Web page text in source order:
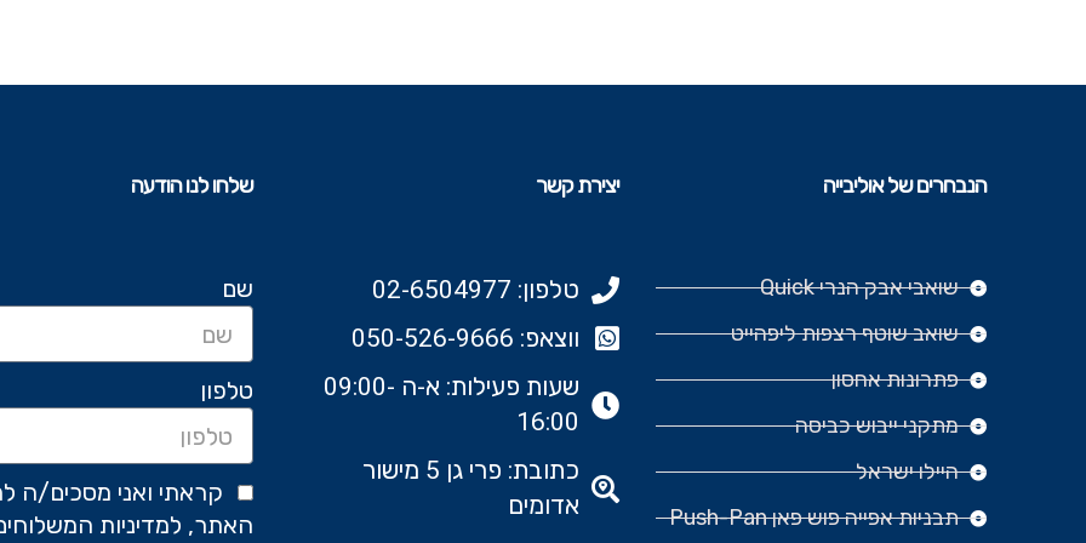
הנבחרים של אוליבייה
שואבי אבק הנרי Quick
שואב שוטף רצפות ליפהייט
פתרונות אחסון
מתקני ייבוש כביסה
היילו ישראל
תבניות אפייה פוש פאן Push-Pan
יצירת קשר
טלפון: 02-6504977
ווצאפ: 050-526-9666‬
שעות פעילות: א-ה 09:00-
16:00
כתובת: פרי גן 5 מישור
אדומים
שלחו לנו הודעה
שם
טלפון
קראתי ואני מסכים/ה
האתר, למדיניות